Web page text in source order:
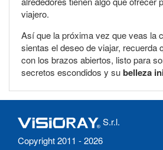
viajero.
Así que la próxima vez que veas la
sientas el deseo de viajar, recuerda
con los brazos abiertos, listo para
secretos escondidos y subelleza
S.r.l.
Copyright 2011 - 2026